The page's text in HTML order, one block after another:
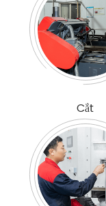
Cắt